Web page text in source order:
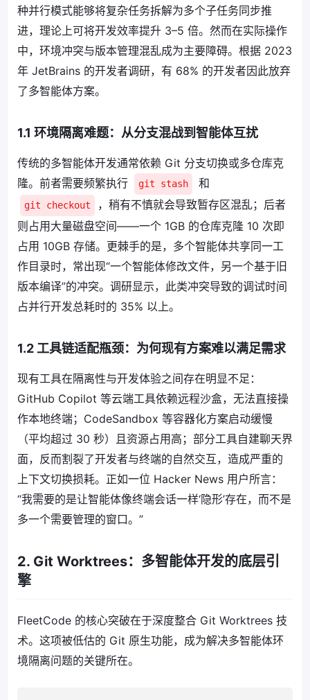
种并行模式能够将复杂任务拆解为多个子任务同步推
进，理论上可将开发效率提升 3–5 倍。然而在实际操作
中，环境冲突与版本管理混乱成为主要障碍。根据 2023
年 JetBrains 的开发者调研，有 68% 的开发者因此放弃
了多智能体方案。
1.1 环境隔离难题：从分支混战到智能体互扰
传统的多智能体开发通常依赖 Git 分支切换或多仓库克
隆。前者需要频繁执行
git stash 和
git checkout
，稍有不慎就会导致暂存区混乱；后者
则占用大量磁盘空间——一个 1GB 的仓库克隆 10 次即
占用 10GB 存储。更棘手的是，多个智能体共享同一工
作目录时，常出现“一个智能体修改文件，另一个基于旧
版本编译”的冲突。调研显示，此类冲突导致的调试时间
占并行开发总耗时的 35% 以上。
1.2 工具链适配瓶颈：为何现有方案难以满足需求
现有工具在隔离性与开发体验之间存在明显不足：
GitHub Copilot 等云端工具依赖远程沙盒，无法直接操
作本地终端；CodeSandbox 等容器化方案启动缓慢
（平均超过 30 秒）且资源占用高；部分工具自建聊天界
面，反而割裂了开发者与终端的自然交互，造成严重的
上下文切换损耗。正如一位 Hacker News 用户所言：
“我需要的是让智能体像终端会话一样‘隐形’存在，而不是
多一个需要管理的窗口。”
2. Git Worktrees：多智能体开发的底层引
擎
FleetCode 的核心突破在于深度整合 Git Worktrees 技
术。这项被低估的 Git 原生功能，成为解决多智能体环
境隔离问题的关键所在。